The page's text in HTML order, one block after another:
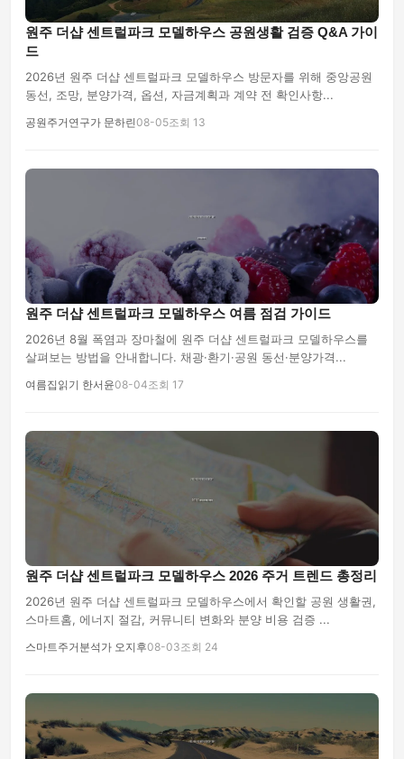
원주 더샵 센트럴파크 모델하우스 공원생활 검증 Q&A 가이
드
2026년 원주 더샵 센트럴파크 모델하우스 방문자를 위해 중앙공원
동선, 조망, 분양가격, 옵션, 자금계획과 계약 전 확인사항...
공원주거연구가 문하린08-05조회 13
원주 더샵 센트럴파크 모델하우스 여름 점검 가이드
2026년 8월 폭염과 장마철에 원주 더샵 센트럴파크 모델하우스를
살펴보는 방법을 안내합니다. 채광·환기·공원 동선·분양가격...
여름집읽기 한서윤08-04조회 17
원주 더샵 센트럴파크 모델하우스 2026 주거 트렌드 총정리
2026년 원주 더샵 센트럴파크 모델하우스에서 확인할 공원 생활권,
스마트홈, 에너지 절감, 커뮤니티 변화와 분양 비용 검증 ...
스마트주거분석가 오지후08-03조회 24